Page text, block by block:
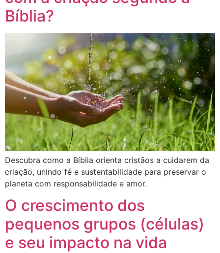
Bíblia?
Descubra como a Bíblia orienta cristãos a cuidarem da
criação, unindo fé e sustentabilidade para preservar o
planeta com responsabilidade e amor.
O crescimento dos
pequenos grupos (células)
e seu impacto na vida